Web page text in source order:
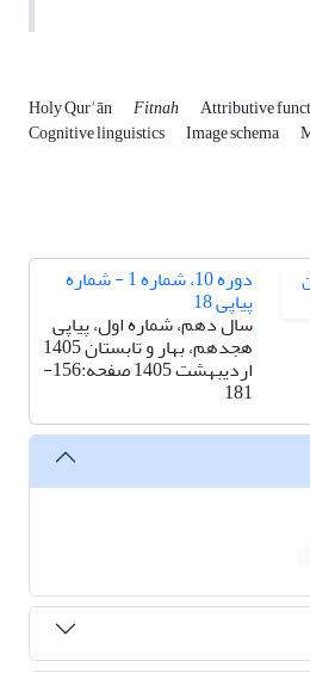
Holy Qurʾān Fitnah Attributive
Cognitive linguistics Image schema
دوره 10، شماره 1 - شماره
پیاپی 18
سال دهم، شماره اول، پیاپی
هجدهم، بهار و تابستان 1405
اردیبهشت 1405 صفحه:156-
181